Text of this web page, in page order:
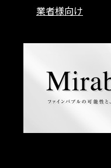
業者様向け